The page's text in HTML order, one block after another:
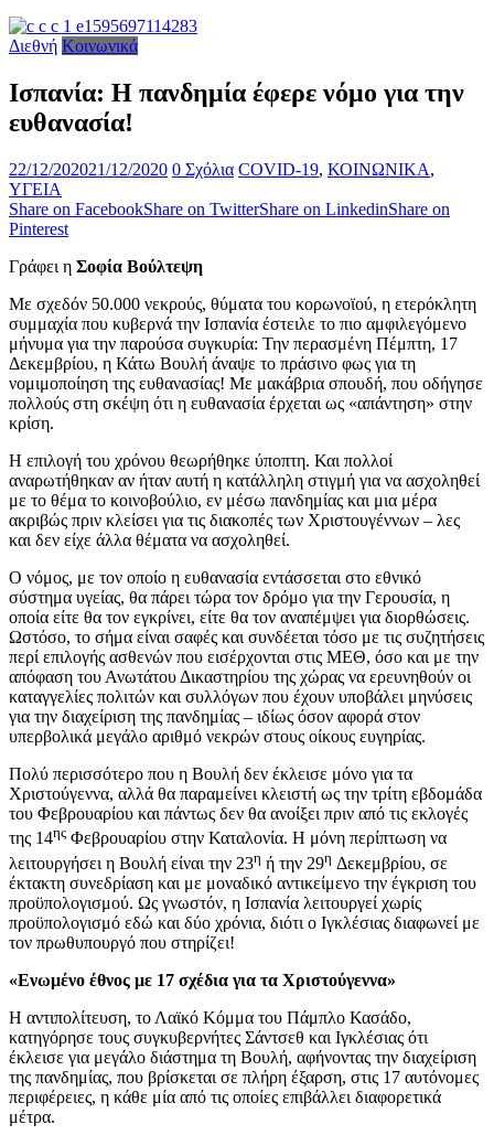
Διεθνή Κοινωνικά
Ισπανία: Η πανδημία έφερε νόμο για την
ευθανασία!
22/12/202021/12/2020 0 Σχόλια COVID-19, ΚΟΙΝΩΝΙΚΑ,
ΥΓΕΙΑ
Share on FacebookShare on TwitterShare on LinkedinShare on
Pinterest
Γράφει η Σοφία Βούλτεψη
Με σχεδόν 50.000 νεκρούς, θύματα του κορωνοϊού, η ετερόκλητη
συμμαχία που κυβερνά την Ισπανία έστειλε το πιο αμφιλεγόμενο
μήνυμα για την παρούσα συγκυρία: Την περασμένη Πέμπτη, 17
Δεκεμβρίου, η Κάτω Βουλή άναψε το πράσινο φως για τη
νομιμοποίηση της ευθανασίας! Με μακάβρια σπουδή, που οδήγησε
πολλούς στη σκέψη ότι η ευθανασία έρχεται ως «απάντηση» στην
κρίση.
Η επιλογή του χρόνου θεωρήθηκε ύποπτη. Και πολλοί
αναρωτήθηκαν αν ήταν αυτή η κατάλληλη στιγμή για να ασχοληθεί
με το θέμα το κοινοβούλιο, εν μέσω πανδημίας και μια μέρα
ακριβώς πριν κλείσει για τις διακοπές των Χριστουγέννων – λες
και δεν είχε άλλα θέματα να ασχοληθεί.
Ο νόμος, με τον οποίο η ευθανασία εντάσσεται στο εθνικό
σύστημα υγείας, θα πάρει τώρα τον δρόμο για την Γερουσία, η
οποία είτε θα τον εγκρίνει, είτε θα τον αναπέμψει για διορθώσεις.
Ωστόσο, το σήμα είναι σαφές και συνδέεται τόσο με τις συζητήσεις
περί επιλογής ασθενών που εισέρχονται στις ΜΕΘ, όσο και με την
απόφαση του Ανωτάτου Δικαστηρίου της χώρας να ερευνηθούν οι
καταγγελίες πολιτών και συλλόγων που έχουν υποβάλει μηνύσεις
για την διαχείριση της πανδημίας – ιδίως όσον αφορά στον
υπερβολικά μεγάλο αριθμό νεκρών στους οίκους ευγηρίας.
Πολύ περισσότερο που η Βουλή δεν έκλεισε μόνο για τα
Χριστούγεννα, αλλά θα παραμείνει κλειστή ως την τρίτη εβδομάδα
του Φεβρουαρίου και πάντως δεν θα ανοίξει πριν από τις εκλογές
της 14ης Φεβρουαρίου στην Καταλονία. Η μόνη περίπτωση να
λειτουργήσει η Βουλή είναι την 23η ή την 29η Δεκεμβρίου, σε
έκτακτη συνεδρίαση και με μοναδικό αντικείμενο την έγκριση του
προϋπολογισμού. Ως γνωστόν, η Ισπανία λειτουργεί χωρίς
προϋπολογισμό εδώ και δύο χρόνια, διότι ο Ιγκλέσιας διαφωνεί με
τον πρωθυπουργό που στηρίζει!
«Ενωμένο έθνος με 17 σχέδια για τα Χριστούγεννα»
Η αντιπολίτευση, το Λαϊκό Κόμμα του Πάμπλο Κασάδο,
κατηγόρησε τους συγκυβερνήτες Σάντσεθ και Ιγκλέσιας ότι
έκλεισε για μεγάλο διάστημα τη Βουλή, αφήνοντας την διαχείριση
της πανδημίας, που βρίσκεται σε πλήρη έξαρση, στις 17 αυτόνομες
περιφέρειες, η κάθε μία από τις οποίες επιβάλλει διαφορετικά
μέτρα.